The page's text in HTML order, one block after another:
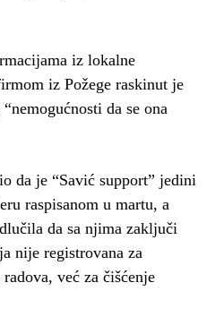
iz lokalne
iz Požege raskinut je
da se ona
da je “Savić support” jedini
raspisanom u martu, a
da sa njima zaključi
nije registrovana za
već za čišćenje